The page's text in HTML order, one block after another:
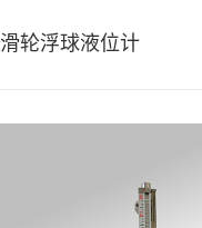
滑轮浮球液位计